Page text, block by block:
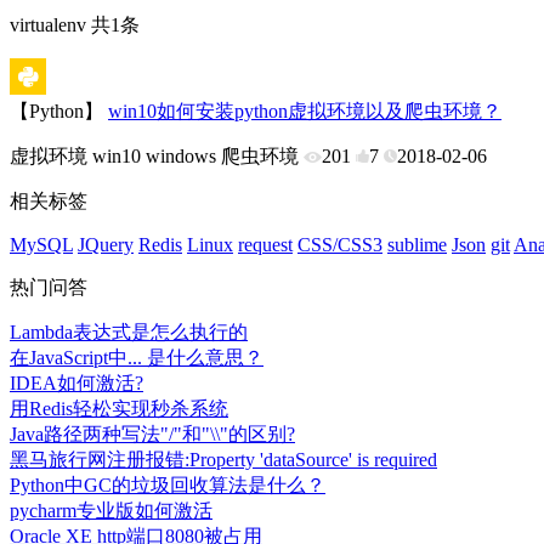
virtualenv 共1条
【Python】 win10如何安装python虚拟环境以及爬虫环境？
虚拟环境 win10 windows 爬虫环境 201 7 2018-02-06
相关标签
MySQL JQuery Redis Linux request CSS/CSS3 sublime Json git
热门问答
Lambda表达式是怎么执行的
在JavaScript中... 是什么意思？
IDEA如何激活?
用Redis轻松实现秒杀系统
Java路径两种写法"/"和"\\"的区别?
黑马旅行网注册报错:Property 'dataSource' is required
Python中GC的垃圾回收算法是什么？
pycharm专业版如何激活
Oracle XE http端口8080被占用